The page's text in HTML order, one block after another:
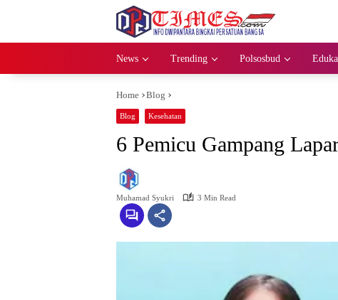
News Trending Polsosbud
Home Blog
Blog Kesehatan
6 Pemicu Gampang
Muhamad Syukri
3 Min Read
U